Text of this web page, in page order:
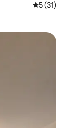
Średnia
5 (31)